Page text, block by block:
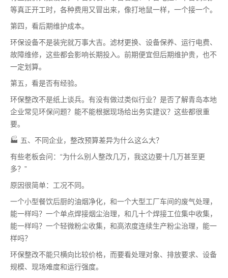
等真正开工时，各种费用又冒出来，像打地鼠一样，一个接一个。
第四，看后期维护成本。
环保设备不是装完就万事大吉。滤材更换、设备保养、运行电费、
故障维修，这些都会影响长期投入。前期便宜但后期维护贵，也不
一定划算。
第五，看是否有经验。
环保整改不是纸上谈兵。有没有做过类似行业？是否了解青岛本地
企业常见环保问题？能不能根据现场给出务实建议？这些都很重
要。
🏭 五、不同企业，整改预算差异为什么这么大？
有些老板会问：“为什么别人整改几万，我这边要十几万甚至更
多？”
原因很简单：工况不同。
一个小型餐饮后厨的油烟净化，和一个大型工厂车间的废气处理，
能一样吗？一个单点焊接烟尘治理，和几十个焊接工位集中收集，
能一样吗？一个轻微粉尘收集，和高浓度连续生产粉尘治理，能一
样吗？
环保整改不能只横向比较价格，而要看处理对象、排放要求、设备
规模、现场难度和运行强度。